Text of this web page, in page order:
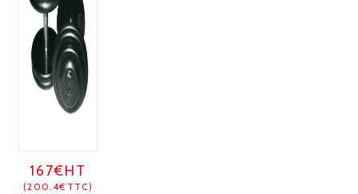
167€HT
(200.4€TTC)